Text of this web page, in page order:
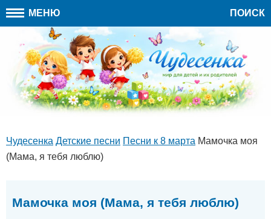
МЕНЮ ПОИСК
Чудесенка Детские песни Песни к 8 марта Мамочка моя
(Мама, я тебя люблю)
Мамочка моя (Мама, я тебя люблю)